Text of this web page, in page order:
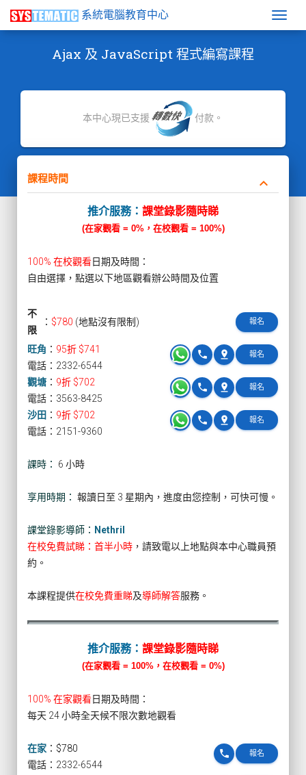
系統電腦教育中心
Ajax 及 JavaScript 程式編寫課程
本中心現已支援 付款。
課程時間 keyboard_arrow_down
推介服務： 課堂錄影隨時睇
(在家觀看 = 0%，在校觀看 = 100%)
100% 在校觀看日期及時間：
自由選擇，點選以下地區觀看辦公時間及位置
不
限
： $780 (地點沒有限制) 報名
旺角 ： 95折 $741 報名
pin_drop
phone
電話：2332-6544
觀塘 ： 9折 $702 報名
pin_drop
phone
電話：3563-8425
沙田 ： 9折 $702 報名
pin_drop
phone
電話：2151-9360
課時： 6 小時
享用時期： 報讀日至 3 星期內，進度由您控制，可快可慢。
課堂錄影導師： Nethril
在校免費試睇：首半小時 ，請致電以上地點與本中心職員預
約。
本課程提供在校免費重睇及導師解答服務。
推介服務： 課堂錄影隨時睇
(在家觀看 = 100%，在校觀看 = 0%)
100% 在家觀看日期及時間：
每天 24 小時全天候不限次數地觀看
在家 ： $780 報名
phone
電話：2332-6544